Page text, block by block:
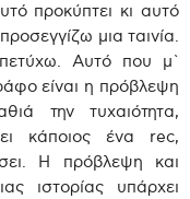
προκύπτει κι αυτό
μια ταινία.
Αυτό που μ`
είναι η πρόβλεψη
την τυχαιότητα,
κάποιος ένα rec,
Η πρόβλεψη και
ιστορίας υπάρχει